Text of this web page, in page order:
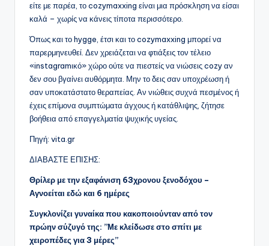
είτε με παρέα, το cozymaxxing είναι μια πρόσκληση να είσαι
καλά – χωρίς να κάνεις τίποτα περισσότερο.
Όπως και το hygge, έτσι και το cozymaxxing μπορεί να
παρερμηνευθεί. Δεν χρειάζεται να φτιάξεις τον τέλειο
«instagramικό» χώρο ούτε να πιεστείς να νιώσεις cozy αν
δεν σου βγαίνει αυθόρμητα. Μην το δεις σαν υποχρέωση ή
σαν υποκατάστατο θεραπείας. Αν νιώθεις συχνά πεσμένος ή
έχεις επίμονα συμπτώματα άγχους ή κατάθλιψης, ζήτησε
βοήθεια από επαγγελματία ψυχικής υγείας.
Πηγή: vita.gr
ΔΙΑΒΑΣΤΕ ΕΠΙΣΗΣ:
Θρίλερ με την εξαφάνιση 63χρονου ξενοδόχου –
Αγνοείται εδώ και 6 ημέρες
Συγκλονίζει γυναίκα που κακοποιούνταν από τον
πρώην σύζυγό της: ”Με κλείδωσε στο σπίτι με
χειροπέδες για 3 μέρες”